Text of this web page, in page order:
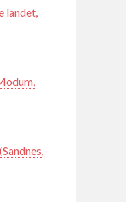
landet,